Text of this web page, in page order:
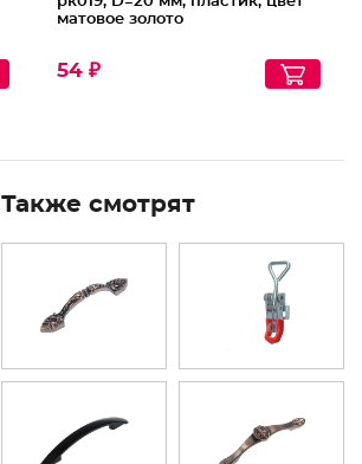
матовое золото
54 ₽
Также смотрят